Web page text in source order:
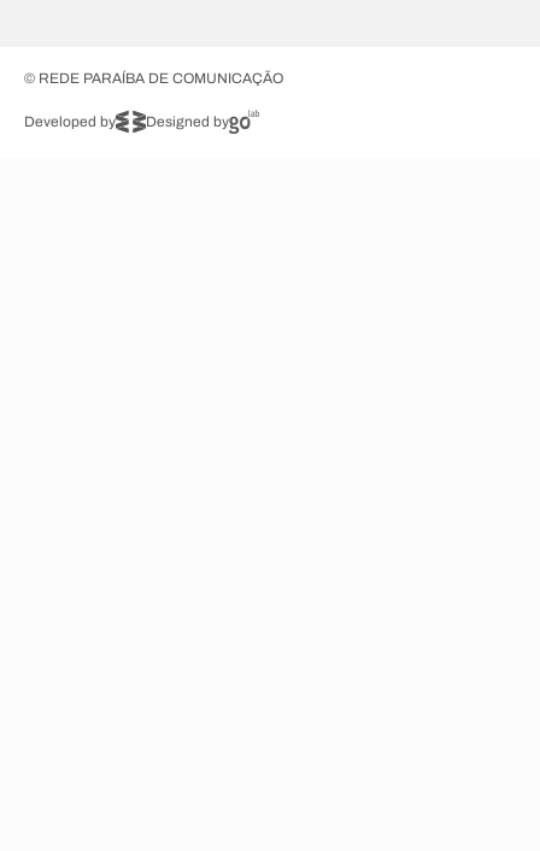
© REDE PARAÍBA DE COMUNICAÇÃO
Developed by Designed by